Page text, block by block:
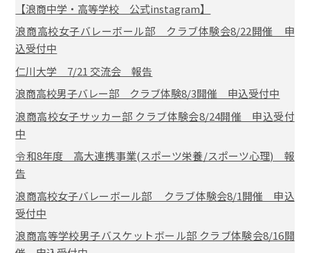
【浪商中学・高等学校 公式instagram】
浪商高校女子バレーボール部 クラブ体験会8/22開催 申
込受付中
仁川大学 7/21 交流会 報告
浪商高校男子バレー部 クラブ体験8/3開催 申込受付中
浪商高校女子サッカー部 クラブ体験会8/24開催 申込受付
中
令和8年度 高大連携事業(スポーツ栄養/スポーツ心理) 報
告
浪商高校女子バレーボール部 クラブ体験会8/1開催 申込
受付中
浪商高等学校男子バスケットボール部 クラブ体験会8/16開